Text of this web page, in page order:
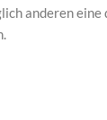
anderen eine